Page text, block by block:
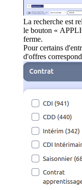
La recherche est
le bouton «
ferme.
Pour certains
d'offres